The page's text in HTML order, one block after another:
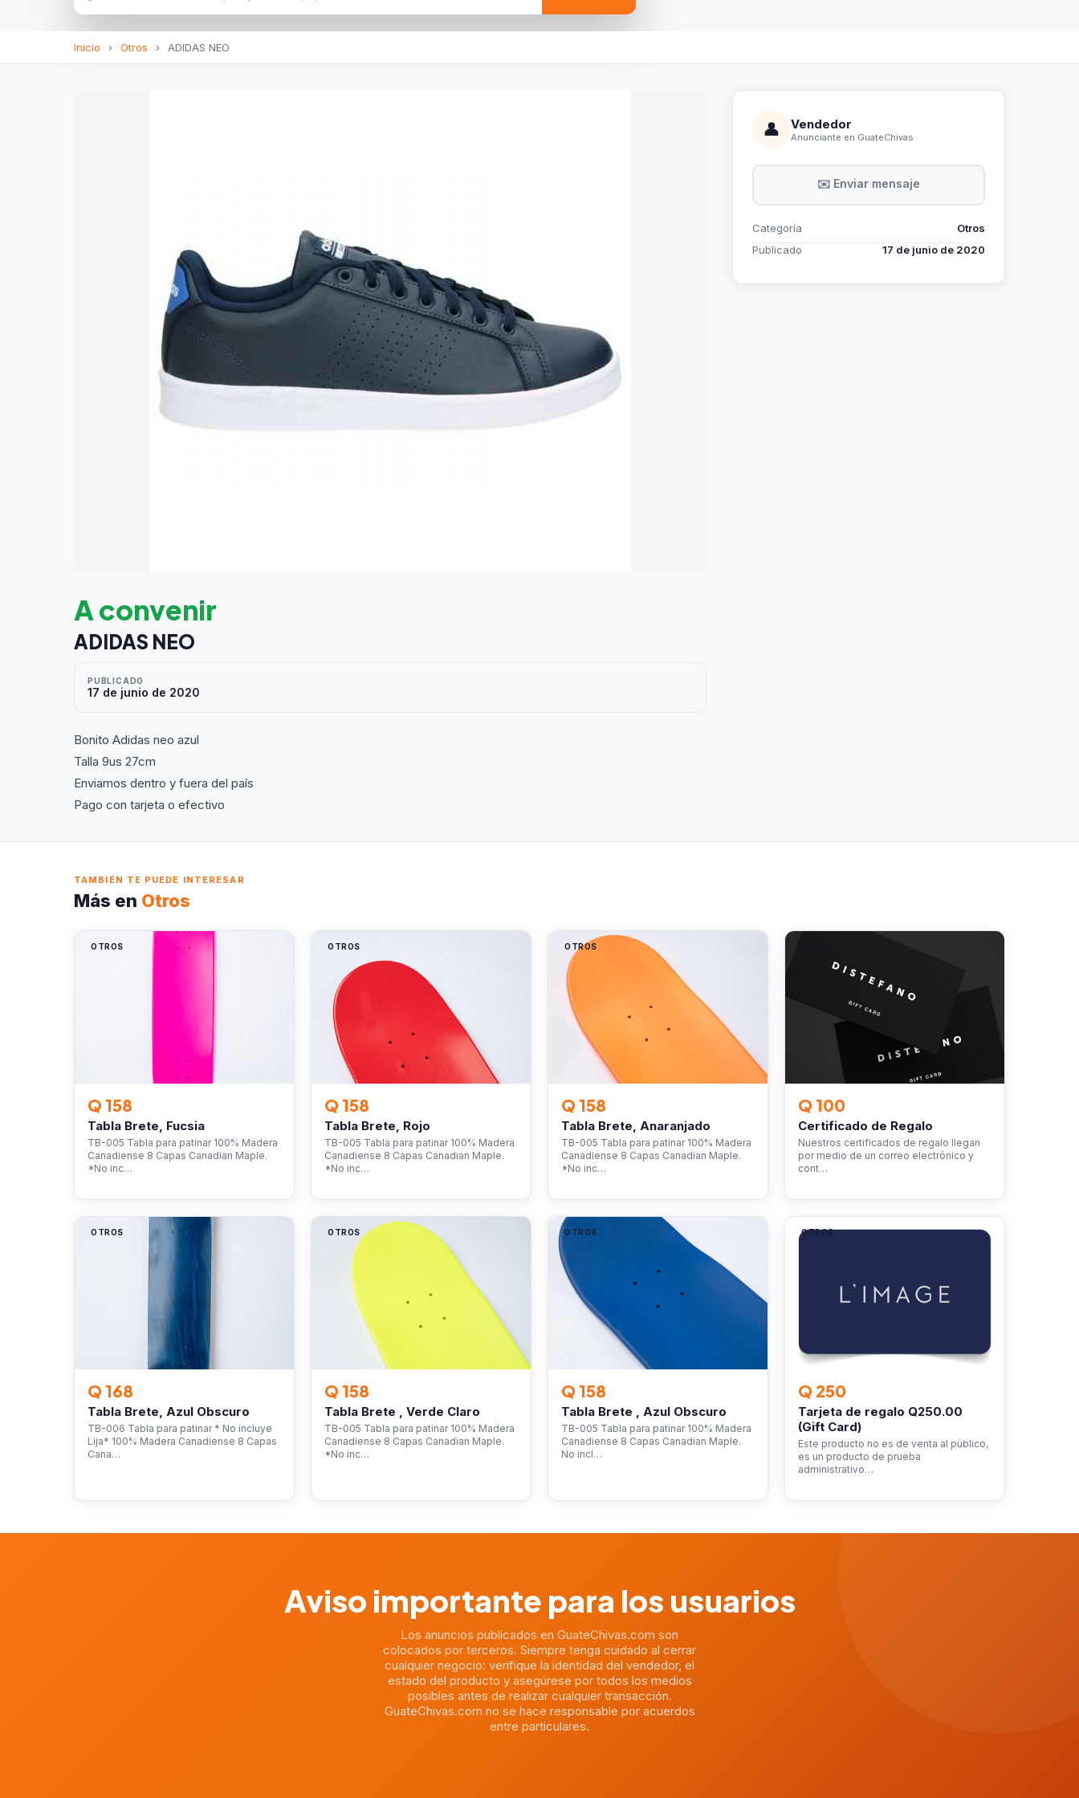
Inicio › Otros › ADIDAS NEO
A convenir
ADIDAS NEO
PUBLICADO
17 de junio de 2020
Bonito Adidas neo azul
Talla 9us 27cm
Enviamos dentro y fuera del país
Pago con tarjeta o efectivo
👤 Vendedor
Anunciante en GuateChivas
✉️ Enviar mensaje
Categoría
Otros
Publicado
17 de junio de 2020
TAMBIÉN TE PUEDE INTERESAR
Más en Otros
OTROS
Q 158
Tabla Brete, Fucsia
TB-005 Tabla para patinar 100% Madera
Canadiense 8 Capas Canadian Maple.
*No inc…
OTROS
Q 158
Tabla Brete, Rojo
TB-005 Tabla para patinar 100% Madera
Canadiense 8 Capas Canadian Maple.
*No inc…
OTROS
Q 158
Tabla Brete, Anaranjado
TB-005 Tabla para patinar 100% Madera
Canadiense 8 Capas Canadian Maple.
*No inc…
OTROS
Q 100
Certificado de Regalo
Nuestros certificados de regalo llegan
por medio de un correo electrónico y
cont…
OTROS
Q 168
Tabla Brete, Azul Obscuro
TB-006 Tabla para patinar * No incluye
Lija* 100% Madera Canadiense 8 Capas
Cana…
OTROS
Q 158
Tabla Brete , Verde Claro
TB-005 Tabla para patinar 100% Madera
Canadiense 8 Capas Canadian Maple.
*No inc…
OTROS
Q 158
Tabla Brete , Azul Obscuro
TB-005 Tabla para patinar 100% Madera
Canadiense 8 Capas Canadian Maple.
No incl…
OTROS
Q 250
Tarjeta de regalo Q250.00
(Gift Card)
Este producto no es de venta al público,
es un producto de prueba
administrativo…
Aviso importante para los usuarios
Los anuncios publicados en GuateChivas.com son
colocados por terceros. Siempre tenga cuidado al cerrar
cualquier negocio: verifique la identidad del vendedor, el
estado del producto y asegúrese por todos los medios
posibles antes de realizar cualquier transacción.
GuateChivas.com no se hace responsable por acuerdos
entre particulares.